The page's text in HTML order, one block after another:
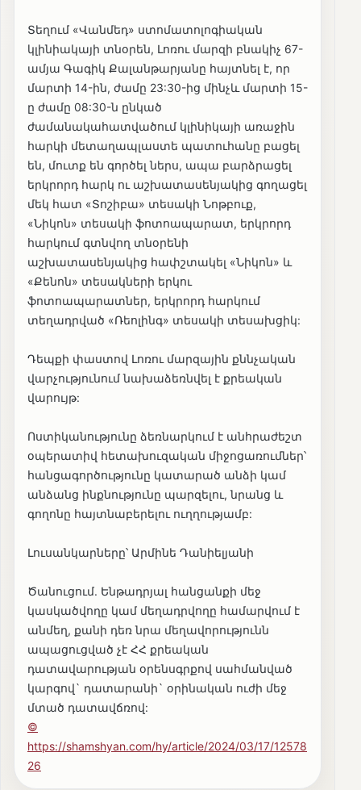
Տեղում «Վանմեդ» ստոմատոլոգիական
կլինիակայի տնօրեն, Լոռու մարզի բնակիչ 67-
ամյա Գագիկ Քալանթարյանը հայտնել է, որ
մարտի 14-ին, ժամը 23:30-ից մինչև մարտի 15-
ը ժամը 08:30-ն ընկած
ժամանակահատվածում կլինիկայի առաջին
հարկի մետաղապլաստե պատուհանը բացել
են, մուտք են գործել ներս, ապա բարձրացել
երկրորդ հարկ ու աշխատասենյակից գողացել
մեկ հատ «Տոշիբա» տեսակի Նոթբուք,
«Նիկոն» տեսակի ֆոտոապարատ, երկրորդ
հարկում գտնվող տնօրենի
աշխատասենյակից հափշտակել «Նիկոն» և
«Քենոն» տեսակների երկու
ֆոտոապարատներ, երկրորդ հարկում
տեղադրված «Ռեոլինգ» տեսակի տեսախցիկ:
Դեպքի փաստով Լոռու մարզային քննչական
վարչությունում նախաձեռնվել է քրեական
վարույթ:
Ոստիկանությունը ձեռնարկում է անհրաժեշտ
օպերատիվ հետախուզական միջոցառումներ՝
հանցագործությունը կատարած անձի կամ
անձանց ինքնությունը պարզելու, նրանց և
գողոնը հայտնաբերելու ուղղությամբ:
Լուսանկարները՝ Արմինե Դանիելյանի
Ծանուցում. Ենթադրյալ հանցանքի մեջ
կասկածվողը կամ մեղադրվողը համարվում է
անմեղ, քանի դեռ նրա մեղավորությունն
ապացուցված չէ ՀՀ քրեական
դատավարության օրենսգրքով սահմանված
կարգով` դատարանի` օրինական ուժի մեջ
մտած դատավճռով:
©
https://shamshyan.com/hy/article/2024/03/17/12578
26